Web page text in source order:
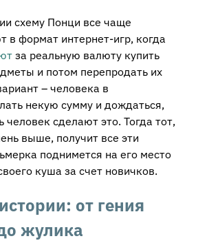
схему Понци все чаще
в формат интернет-игр, когда
за реальную валюту купить
и потом перепродать их
– человека в
некую сумму и дождаться,
человек сделают это. Тогда тот,
выше, получит все эти
поднимется на его место
куша за счет новичков.
от гения
жулика